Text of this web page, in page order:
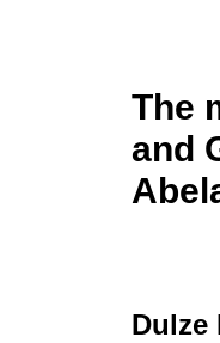
The
and
Dulze